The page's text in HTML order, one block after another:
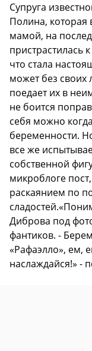
Супруга
Полина, которая
мамой, на
пристрастилась
что стала
может без
поедает их в
не боится
себя можно
беременности.
все же
собственной
микроблоге
раскаянием по
Диброва под
фантиков. -
«Рафаэлло», ем,
наслаждайся!» -